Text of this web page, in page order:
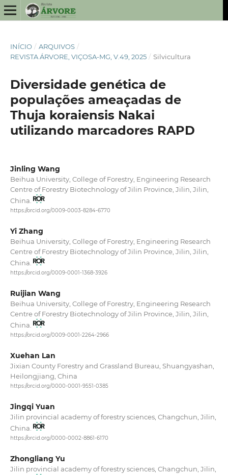
INÍCIO / ARQUIVOS /
REVISTA ÁRVORE, VIÇOSA-MG, V.49, 2025 / Silvicultura
Diversidade genética de
populações ameaçadas de
Thuja koraiensis Nakai
utilizando marcadores RAPD
Jinling Wang
Beihua University, College of Forestry, Engineering Research
Centre of Forestry Biotechnology of Jilin Province, Jilin, Jilin,
China.
https://orcid.org/0009-0003-8284-6770
Yi Zhang
Beihua University, College of Forestry, Engineering Research
Centre of Forestry Biotechnology of Jilin Province, Jilin, Jilin,
China.
https://orcid.org/0009-0001-1368-3926
Ruijian Wang
Beihua University, College of Forestry, Engineering Research
Centre of Forestry Biotechnology of Jilin Province, Jilin, Jilin,
China.
https://orcid.org/0009-0001-2264-2966
Xuehan Lan
Jixian County Forestry and Grassland Bureau, Shuangyashan,
Heilongjiang, China
https://orcid.org/0000-0001-9551-0385
Jingqi Yuan
Jilin provincial academy of forestry sciences, Changchun, Jilin,
China.
https://orcid.org/0000-0002-8861-6170
Zhongliang Yu
Jilin provincial academy of forestry sciences, Changchun, Jilin,